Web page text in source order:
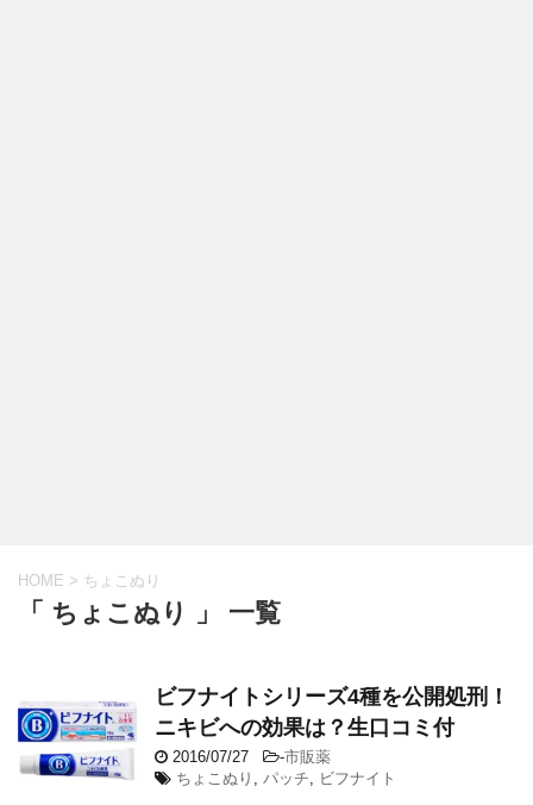
HOME > ちょこぬり
「 ちょこぬり 」 一覧
ビフナイトシリーズ4種を公開処刑！
ニキビへの効果は？生口コミ付
2016/07/27 -市販薬
ちょこぬり , パッチ, ビフナイト